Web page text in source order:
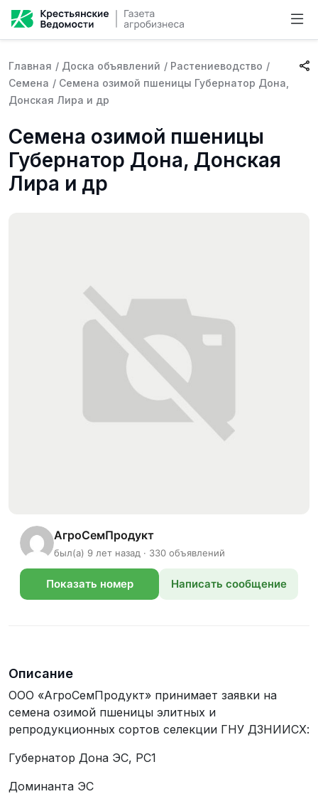
Главная / Доска объявлений / Растениеводство /
Семена / Семена озимой пшеницы Губернатор Дона,
Донская Лира и др
Семена озимой пшеницы
Губернатор Дона, Донская
Лира и др
АгроСемПродукт
был(а) 9 лет назад · 330 объявлений
Показать номер Написать сообщение
Описание
ООО «АгроСемПродукт» принимает заявки на
семена озимой пшеницы элитных и
репродукционных сортов селекции ГНУ ДЗНИИСХ:
Губернатор Дона ЭС, РС1
Доминанта ЭС